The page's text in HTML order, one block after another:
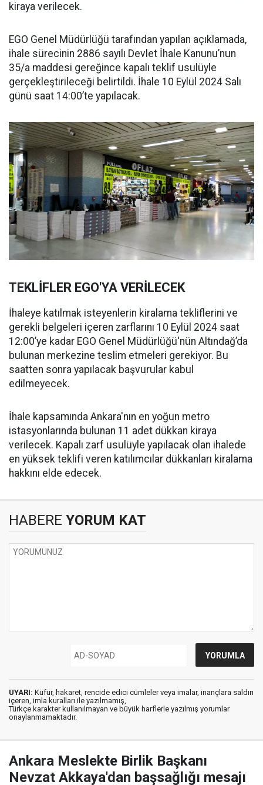
kiraya verilecek.
EGO Genel Müdürlüğü tarafından yapılan açıklamada,
ihale sürecinin 2886 sayılı Devlet İhale Kanunu’nun
35/a maddesi gereğince kapalı teklif usulüyle
gerçekleştirileceği belirtildi. İhale 10 Eylül 2024 Salı
günü saat 14:00’te yapılacak.
TEKLİFLER EGO'YA VERİLECEK
İhaleye katılmak isteyenlerin kiralama tekliflerini ve
gerekli belgeleri içeren zarflarını 10 Eylül 2024 saat
12:00’ye kadar EGO Genel Müdürlüğü'nün Altındağ’da
bulunan merkezine teslim etmeleri gerekiyor. Bu
saatten sonra yapılacak başvurular kabul
edilmeyecek.
İhale kapsamında Ankara'nın en yoğun metro
istasyonlarında bulunan 11 adet dükkan kiraya
verilecek. Kapalı zarf usulüyle yapılacak olan ihalede
en yüksek teklifi veren katılımcılar dükkanları kiralama
hakkını elde edecek.
HABERE YORUM KAT
UYARI: Küfür, hakaret, rencide edici cümleler veya imalar, inançlara saldırı
içeren, imla kuralları ile yazılmamış,
Türkçe karakter kullanılmayan ve büyük harflerle yazılmış yorumlar
onaylanmamaktadır.
Ankara Meslekte Birlik Başkanı
Nevzat Akkaya'dan başsağlığı mesajı